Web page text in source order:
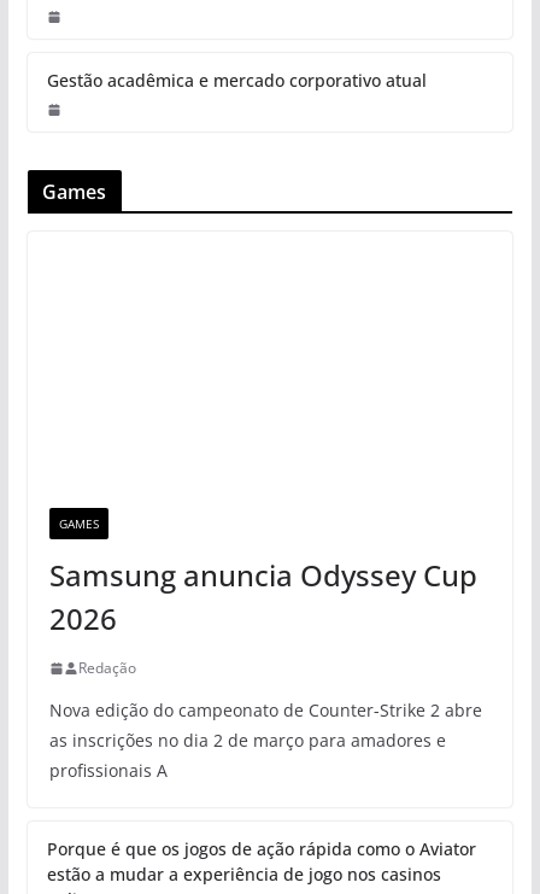
Gestão acadêmica e mercado corporativo atual
Games
GAMES
Samsung anuncia Odyssey Cup
2026
Redação
Nova edição do campeonato de Counter-Strike 2 abre
as inscrições no dia 2 de março para amadores e
profissionais A
Porque é que os jogos de ação rápida como o Aviator
estão a mudar a experiência de jogo nos casinos